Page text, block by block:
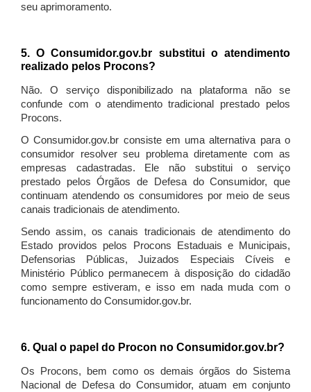
seu aprimoramento.
5. O Consumidor.gov.br substitui o atendimento
realizado pelos Procons?
Não. O serviço disponibilizado na plataforma não se
confunde com o atendimento tradicional prestado pelos
Procons.
O Consumidor.gov.br consiste em uma alternativa para o
consumidor resolver seu problema diretamente com as
empresas cadastradas. Ele não substitui o serviço
prestado pelos Órgãos de Defesa do Consumidor, que
continuam atendendo os consumidores por meio de seus
canais tradicionais de atendimento.
Sendo assim, os canais tradicionais de atendimento do
Estado providos pelos Procons Estaduais e Municipais,
Defensorias Públicas, Juizados Especiais Cíveis e
Ministério Público permanecem à disposição do cidadão
como sempre estiveram, e isso em nada muda com o
funcionamento do Consumidor.gov.br.
6. Qual o papel do Procon no Consumidor.gov.br?
Os Procons, bem como os demais órgãos do Sistema
Nacional de Defesa do Consumidor, atuam em conjunto